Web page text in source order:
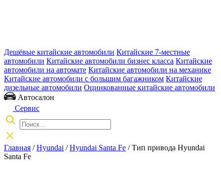
Дешёвые китайские автомобили Китайские 7-местные
автомобили Китайские автомобили бизнес класса Китайские
автомобили на автомате Китайские автомобили на механике
Китайские автомобили с большим багажником Китайские
дизельные автомобили Оцинкованные китайские автомобили
Автосалон
Сервис
Главная /Hyundai /Hyundai Santa Fe / Тип привода Hyundai
Santa Fe